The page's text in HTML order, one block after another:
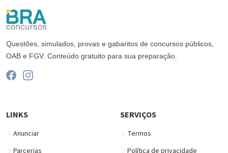
Questões, simulados, provas e gabaritos de concursos públicos,
OAB e FGV. Conteúdo gratuito para sua preparação.
LINKS
Anunciar
Parcerias
SERVIÇOS
Termos
Política de privacidade